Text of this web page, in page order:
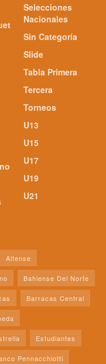
Selecciones
Nacionales
Sin Categoría
Slide
Tabla Primera
Tercera
Torneos
U13
U15
U17
U19
U21
Altense
Bahiense Del Norte
Barracas Central
Estudiantes
Pennacchiotti